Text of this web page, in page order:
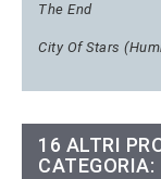
The End
City Of Stars
16 ALTRI
CATEGORIA: